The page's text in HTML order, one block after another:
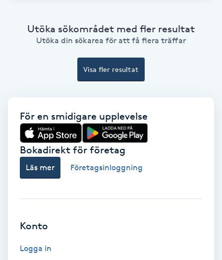
Face framing
Fettreducering
Fibromassage
Utöka sökområdet med fler resultat
Utöka din sökarea för att få flera träffar
Visa fler resultat
För en smidigare upplevelse
Bokadirekt för företag
Läs mer Företagsinloggning
Konto
Logga in